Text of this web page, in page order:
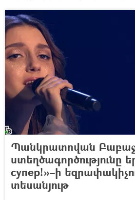
Պանկրատովան
ստեղծագործությունը
супер!»–ի
տեսանյութ